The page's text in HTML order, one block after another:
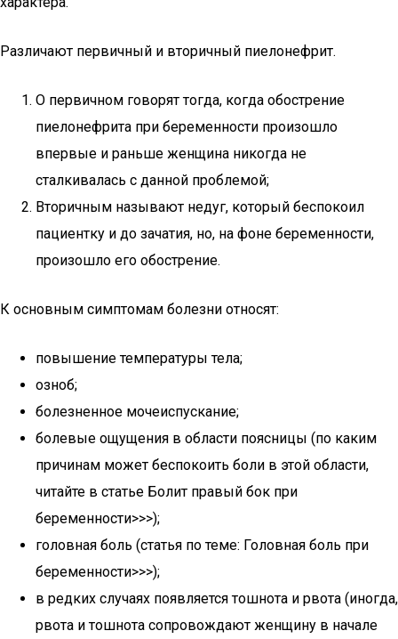
Различают первичный и вторичный пиелонефрит.
О первичном говорят тогда, когда обострение
пиелонефрита при беременности произошло
впервые и раньше женщина никогда не
сталкивалась с данной проблемой;
Вторичным называют недуг, который беспокоил
пациентку и до зачатия, но, на фоне беременности,
произошло его обострение.
К основным симптомам болезни относят:
повышение температуры тела;
озноб;
болезненное мочеиспускание;
болевые ощущения в области поясницы (по каким
причинам может беспокоить боли в этой области,
читайте в статье Болит правый бок при
беременности>>>);
головная боль (статья по теме: Головная боль при
беременности>>>);
в редких случаях появляется тошнота и рвота (иногда,
рвота и тошнота сопровождают женщину в начале